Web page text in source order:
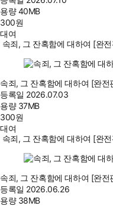
용량40MB
300원
대여
속죄, 그 잔혹함에 대하여 [완
속죄, 그 잔혹함에 대하여 [완전
등록일 2026.07.03
용량 37MB
300원
대여
속죄, 그 잔혹함에 대하여 [완
속죄, 그 잔혹함에 대하여 [완전
등록일 2026.06.26
용량 38MB